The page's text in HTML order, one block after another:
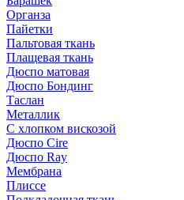
Органза
Пайетки
Пальтовая ткань
Плащевая ткань
Дюспо матовая
Дюспо Бондинг
Таслан
Металлик
С хлопком вискозой
Дюспо Cire
Дюспо Ray
Мембрана
Плиссе